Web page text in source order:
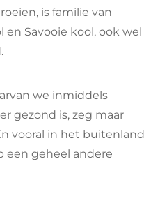
is familie van
Savooie kool, ook wel
we inmiddels
gezond is, zeg maar
vooral in het buitenland
een geheel andere